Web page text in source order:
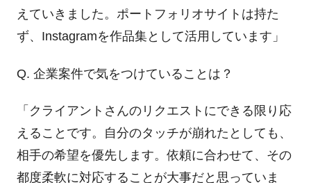
えていきました。ポートフォリオサイトは持た
ず、Instagramを作品集として活用しています」
Q. 企業案件で気をつけていることは？
「クライアントさんのリクエストにできる限り応
えることです。自分のタッチが崩れたとしても、
相手の希望を優先します。依頼に合わせて、その
都度柔軟に対応することが大事だと思っていま